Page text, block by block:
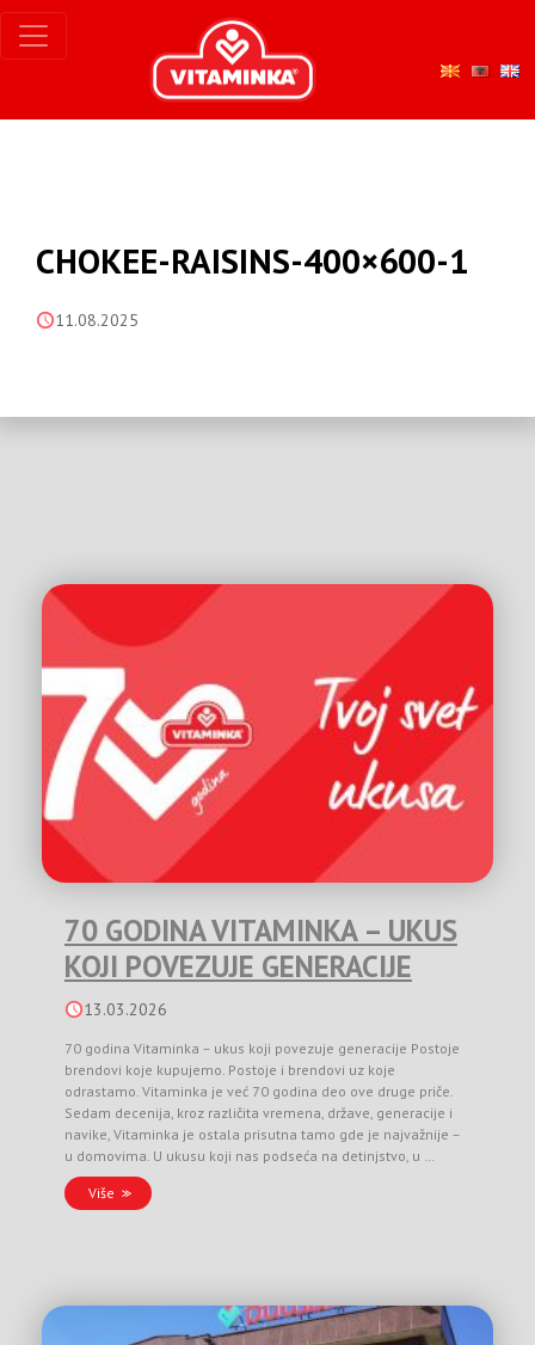
CHOKEE-RAISINS-400×600-1
11.08.2025
70 GODINA VITAMINKA – UKUS
KOJI POVEZUJE GENERACIJE
13.03.2026
70 godina Vitaminka – ukus koji povezuje generacije Postoje
brendovi koje kupujemo. Postoje i brendovi uz koje
odrastamo. Vitaminka je već 70 godina deo ove druge priče.
Sedam decenija, kroz različita vremena, države, generacije i
navike, Vitaminka je ostala prisutna tamo gde je najvažnije –
u domovima. U ukusu koji nas podseća na detinjstvo, u …
Više